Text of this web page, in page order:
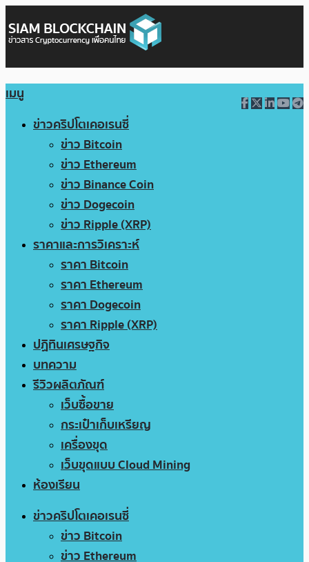
เมนู
ข่าวคริปโตเคอเรนซี่
ข่าว Bitcoin
ข่าว Ethereum
ข่าว Binance Coin
ข่าว Dogecoin
ข่าว Ripple (XRP)
ราคาและการวิเคราะห์
ราคา Bitcoin
ราคา Ethereum
ราคา Dogecoin
ราคา Ripple (XRP)
ปฏิทินเศรษฐกิจ
บทความ
รีวิวผลิตภัณฑ์
เว็บซื้อขาย
กระเป๋าเก็บเหรียญ
เครื่องขุด
เว็บขุดแบบ Cloud Mining
ห้องเรียน
ข่าวคริปโตเคอเรนซี่
ข่าว Bitcoin
ข่าว Ethereum